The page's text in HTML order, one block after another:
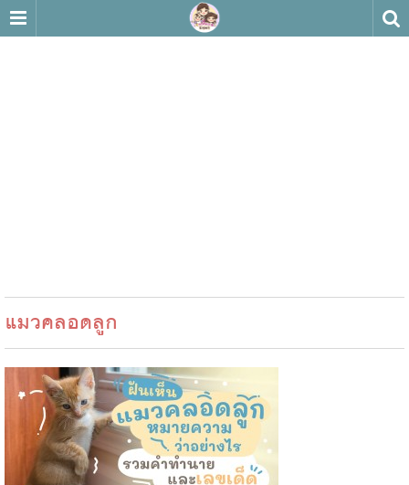
แมวคลอดลูก